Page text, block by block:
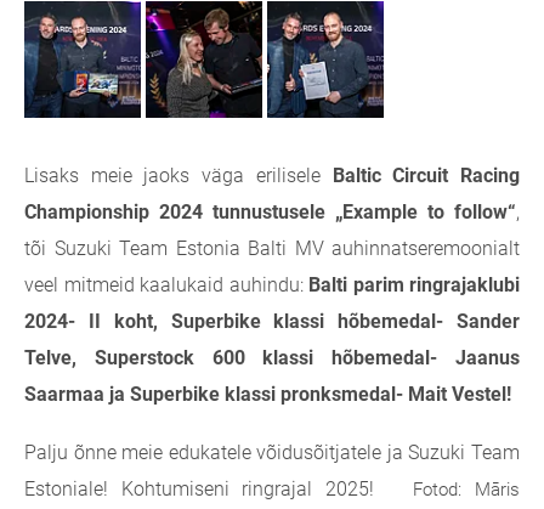
Lisaks meie jaoks väga erilisele Baltic Circuit Racing
Championship 2024 tunnustusele „Example to follow“,
tõi Suzuki Team Estonia Balti MV auhinnatseremoonialt
veel mitmeid kaalukaid auhindu: Balti parim ringrajaklubi
2024- II koht, Superbike klassi hõbemedal- Sander
Telve, Superstock 600 klassi hõbemedal- Jaanus
Saarmaa ja Superbike klassi pronksmedal- Mait Vestel!
Palju õnne meie edukatele võidusõitjatele ja Suzuki Team
Estoniale! Kohtumiseni ringrajal 2025!
Fotod: Māris